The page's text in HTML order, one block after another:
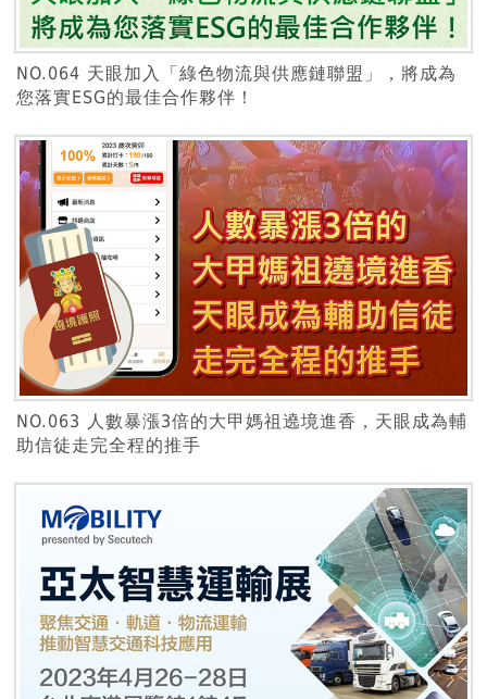
NO.064 天眼加入「綠色物流與供應鏈聯盟」，將成為
您落實ESG的最佳合作夥伴！
NO.063 人數暴漲3倍的大甲媽祖遶境進香，天眼成為輔
助信徒走完全程的推手